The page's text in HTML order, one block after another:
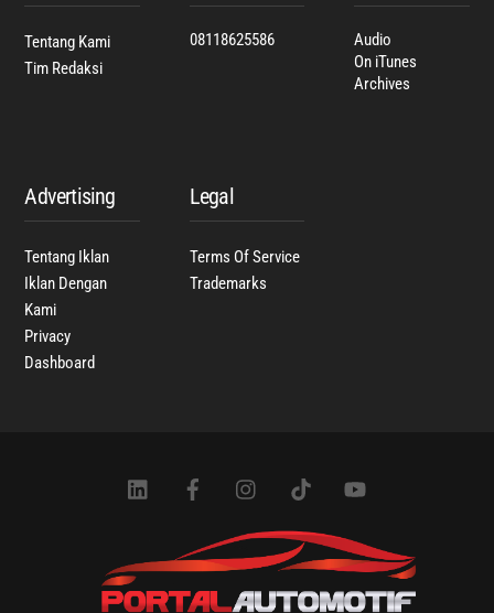
Tentang Kami
Tim Redaksi
08118625586
Audio
On iTunes
Archives
Advertising
Tentang Iklan
Iklan Dengan
Kami
Privacy
Dashboard
Legal
Terms Of Service
Trademarks
Icon
Icon
Icon
Icon
Icon